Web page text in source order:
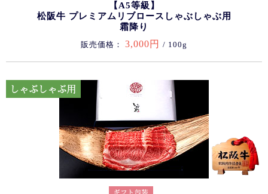
【A5等級】
松阪牛 プレミアムリブロースしゃぶしゃぶ用
霜降り
販売価格： 3,000円 / 100g